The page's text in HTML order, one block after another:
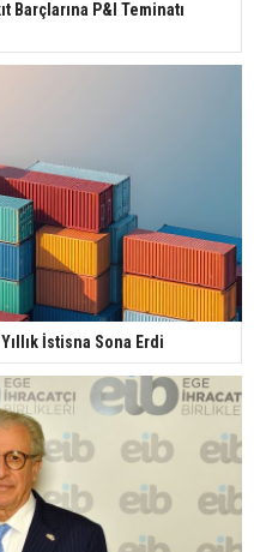
Barçlarına P&I Teminatı
İstisna Sona Erdi